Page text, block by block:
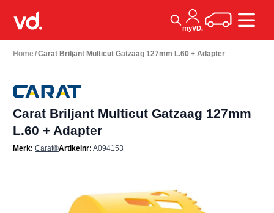
myVD.
Winkelwagen
Home /Carat Briljant Multicut Gatzaag 127mm L.60 + Adapter
Carat Briljant Multicut Gatzaag 127mm
L.60 + Adapter
Merk: Carat®Artikelnr: A094153